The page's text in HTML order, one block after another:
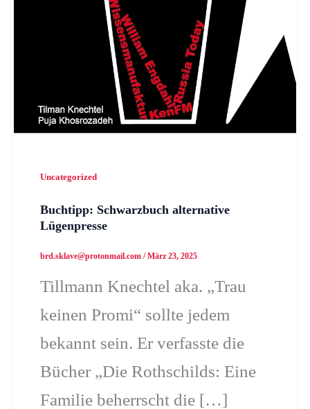
Uncategorized
Buchtipp: Schwarzbuch alternative
Lügenpresse
brd.sklave@protonmail.com /März 23, 2025
Tillmann Knechtel aka. „Trau
keinen Promi“ sollte jedem
bekannt sein. Er verfasste die
Bücher „Die Rothschilds: Eine
Familie beherrscht die […]